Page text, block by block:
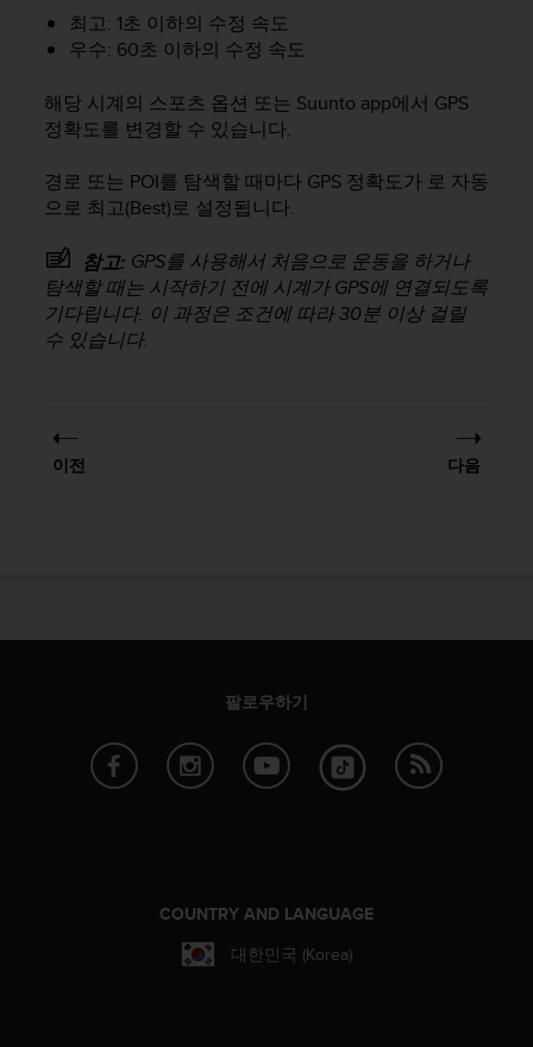
최고: 1초 이하의 수정 속도
우수: 60초 이하의 수정 속도
해당 시계의 스포츠 옵션 또는 Suunto app에서 GPS
정확도를 변경할 수 있습니다.
경로 또는 POI를 탐색할 때마다 GPS 정확도가 로 자동
으로 최고(Best)로 설정됩니다.
참고: GPS를 사용해서 처음으로 운동을 하거나
탐색할 때는 시작하기 전에 시계가 GPS에 연결되도록
기다립니다. 이 과정은 조건에 따라 30분 이상 걸릴
수 있습니다.
이전 다음
팔로우하기
COUNTRY AND LANGUAGE
대한민국 (Korea)